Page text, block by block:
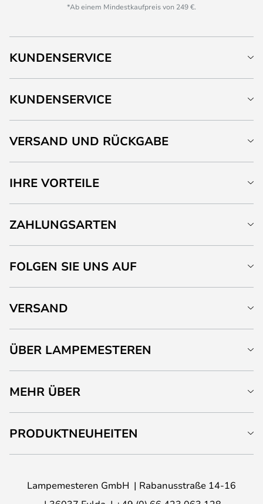
*Ab einem Mindestkaufpreis von 249 €.
KUNDENSERVICE
KUNDENSERVICE
VERSAND UND RÜCKGABE
IHRE VORTEILE
ZAHLUNGSARTEN
FOLGEN SIE UNS AUF
VERSAND
ÜBER LAMPEMESTEREN
MEHR ÜBER
PRODUKTNEUHEITEN
Lampemesteren GmbH
Rabanusstraße 14-16